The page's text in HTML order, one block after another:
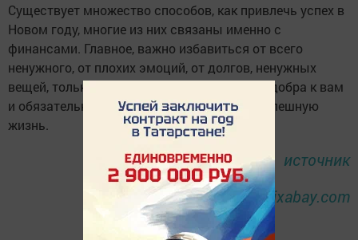
Существует множество способов, как привлечь успех в
Новом году, многие из них связаны именно с
финансами. Главное, важно избавиться от всего
ненужного, от плохих эмоций, от долгов, ненужных
вещей, только в этом случае мышка будет добра к вам
и обязательно обеспечит вам удачную и успешную
жизнь.
источник
фото: pixabay.com